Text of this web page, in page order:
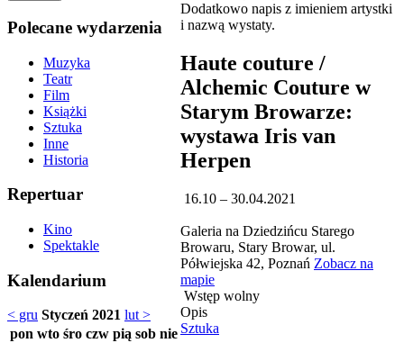
Polecane wydarzenia
Muzyka
Teatr
Film
Książki
Sztuka
Inne
Historia
Repertuar
Kino
Spektakle
Kalendarium
< gru Styczeń 2021 lut >
pon wto śro czw pią sob nie
Haute couture /
Alchemic Couture w
Starym Browarze:
wystawa Iris van
Herpen
16.10 – 30.04.2021
Galeria na Dziedzińcu Starego
Browaru, Stary Browar, ul.
Półwiejska 42, Poznań Zobacz na
mapie
Wstęp wolny
Opis
Sztuka